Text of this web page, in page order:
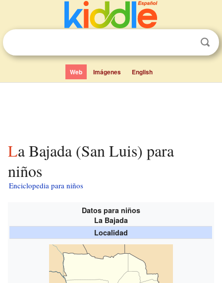
Web Imágenes English
La Bajada (San Luis) para
niños
Enciclopedia para niños
Datos para niños
La Bajada
Localidad